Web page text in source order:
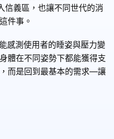
信義區，也讓不同世代的消
件事。
感測使用者的睡姿與壓力變
體在不同姿勢下都能獲得支
而是回到最基本的需求—讓